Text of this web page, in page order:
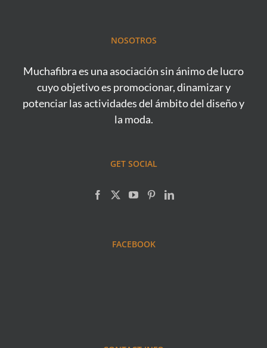
NOSOTROS
Muchafibra es una asociación sin ánimo de lucro
cuyo objetivo es promocionar, dinamizar y
potenciar las actividades del ámbito del diseño y
la moda.
GET SOCIAL
FACEBOOK